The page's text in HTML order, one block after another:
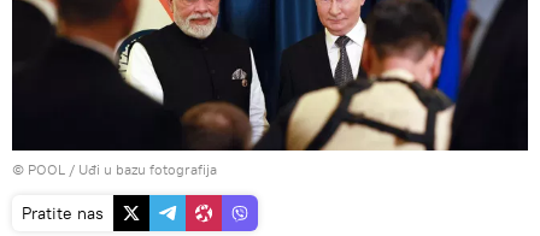
© POOL / Uđi u bazu fotografija
Pratite nas